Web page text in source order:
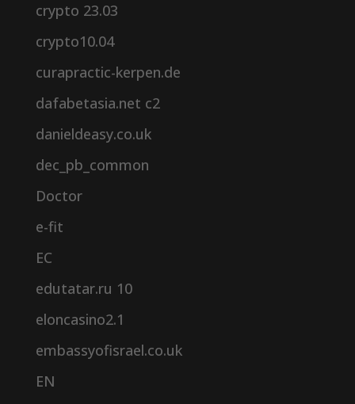
crypto 23.03
crypto10.04
curapractic-kerpen.de
dafabetasia.net c2
danieldeasy.co.uk
dec_pb_common
Doctor
e-fit
EC
edutatar.ru 10
eloncasino2.1
embassyofisrael.co.uk
EN